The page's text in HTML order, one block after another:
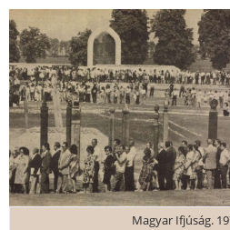
Magyar Ifjúság.